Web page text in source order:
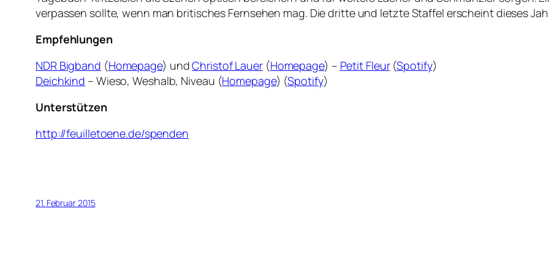
verpassen sollte, wenn man britisches Fernsehen mag. Die dritte und letzte Staffel erscheint dieses
Empfehlungen
NDR Bigband (Homepage) undChristof Lauer(Homepage) – Petit Fleur(Spotify)
Deichkind – Wieso, Weshalb, Niveau (Homepage) (Spotify)
Unterstützen
http://feuilletoene.de/spenden
21. Februar 2015